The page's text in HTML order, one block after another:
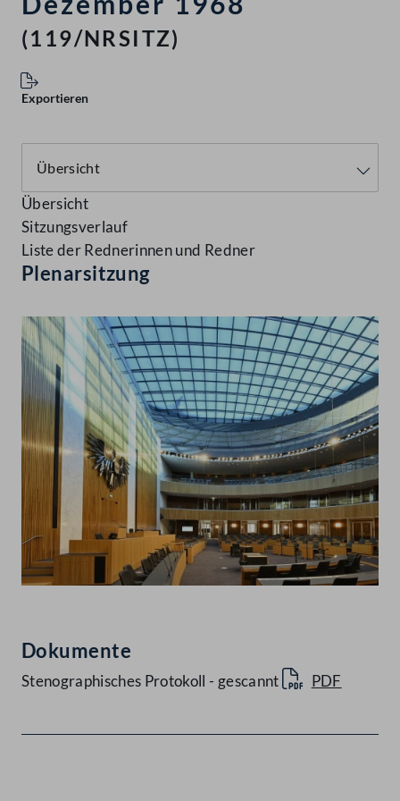
(119/NRSITZ)
Exportieren
Übersicht
Sitzungsverlauf
Liste der Rednerinnen und Redner
Plenarsitzung
Dokumente
Stenographisches Protokoll - gescannt PDF